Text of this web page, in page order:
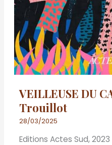
VEILLEUSE DU
Trouillot
28/03/2025
Editions Actes Sud,